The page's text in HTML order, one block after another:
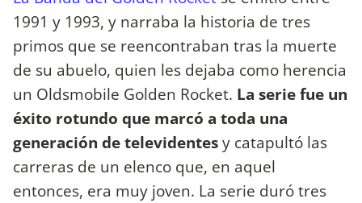
1991 y 1993, y narraba la historia de tres
primos que se reencontraban tras la muerte
de su abuelo, quien les dejaba como herencia
un Oldsmobile Golden Rocket. La serie fue un
éxito rotundo que marcó a toda una
generación de televidentesy catapultó las
carreras de un elenco que, en aquel
entonces, era muy joven. La serie duró tres